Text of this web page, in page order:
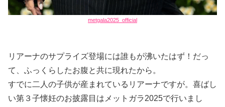
metgala2025_official
リアーナのサプライズ登場には誰もが沸いたはず！だっ
て、ふっくらしたお腹と共に現れたから。
すでに二人の子供が産まれているリアーナですが。喜ばし
い第３子懐妊のお披露目はメットガラ2025で行いまし